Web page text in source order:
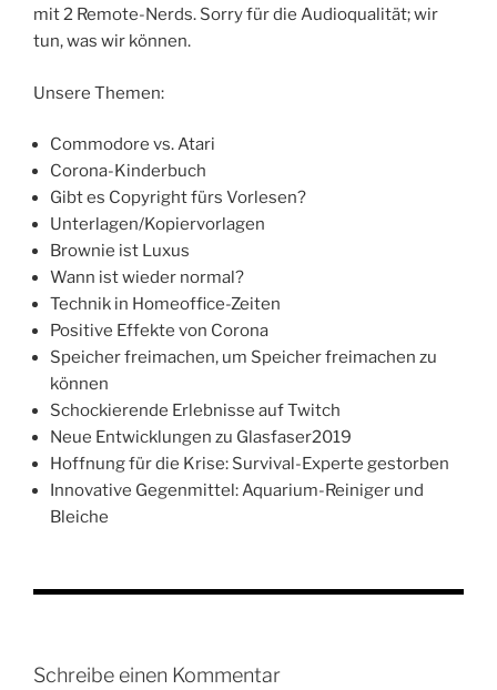
mit 2 Remote-Nerds. Sorry für die Audioqualität; wir
tun, was wir können.
Unsere Themen:
Commodore vs. Atari
Corona-Kinderbuch
Gibt es Copyright fürs Vorlesen?
Unterlagen/Kopiervorlagen
Brownie ist Luxus
Wann ist wieder normal?
Technik in Homeoffice-Zeiten
Positive Effekte von Corona
Speicher freimachen, um Speicher freimachen zu
können
Schockierende Erlebnisse auf Twitch
Neue Entwicklungen zu Glasfaser2019
Hoffnung für die Krise: Survival-Experte gestorben
Innovative Gegenmittel: Aquarium-Reiniger und
Bleiche
Schreibe einen Kommentar